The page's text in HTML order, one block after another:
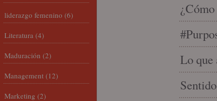
Lo que
liderazgo femenino (6)
Literatura (4)
Maduración (2)
Management (12)
Marketing (2)